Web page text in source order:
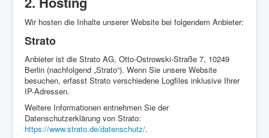
Wir hosten die Inhalte unserer Website bei folgendem Anbieter:
Strato
Anbieter ist die Strato AG, Otto-Ostrowski-Straße 7, 10249
Berlin (nachfolgend „Strato“). Wenn Sie unsere Website
besuchen, erfasst Strato verschiedene Logfiles inklusive Ihrer
IP-Adressen.
Weitere Informationen entnehmen Sie der
Datenschutzerklärung von Strato:
https://www.strato.de/datenschutz/.